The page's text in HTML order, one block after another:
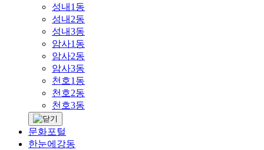
성내1동
성내2동
성내3동
암사1동
암사2동
암사3동
천호1동
천호2동
천호3동
문화포털
한눈에강동